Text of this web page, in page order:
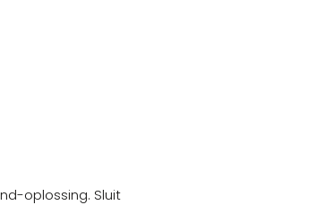
oplossing. Sluit